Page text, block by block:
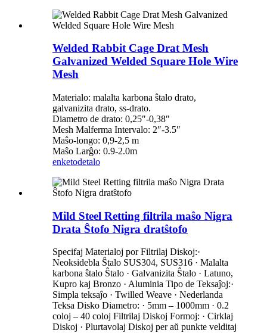
Welded Rabbit Cage Drat Mesh
Galvanized Welded Square Hole Wire
Mesh
Materialo: malalta karbona ŝtalo drato,
galvanizita drato, ss-drato.
Diametro de drato: 0,25″-0,38″
Mesh Malferma Intervalo: 2″-3.5″
Maŝo-longo: 0,9-2,5 m
Maŝo Larĝo: 0.9-2.0m
enketodetalo
Mild Steel Retting filtrila maŝo Nigra
Drata Ŝtofo Nigra dratŝtofo
Specifaj Materialoj por Filtrilaj Diskoj:·
Neoksidebla Ŝtalo SUS304, SUS316 · Malalta
karbona ŝtalo Ŝtalo · Galvanizita Ŝtalo · Latuno,
Kupro kaj Bronzo · Aluminia Tipo de Teksaĵoj:·
Simpla teksaĵo · Twilled Weave · Nederlanda
Teksa Disko Diametro: · 5mm – 1000mm · 0.2
coloj – 40 coloj Filtrilaj Diskoj Formoj: · Cirklaj
Diskoj · Plurtavolaj Diskoj per aŭ punkte velditaj